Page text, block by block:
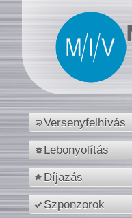
Versenyfelhívás
Lebonyolítás
Díjazás
Szponzorok